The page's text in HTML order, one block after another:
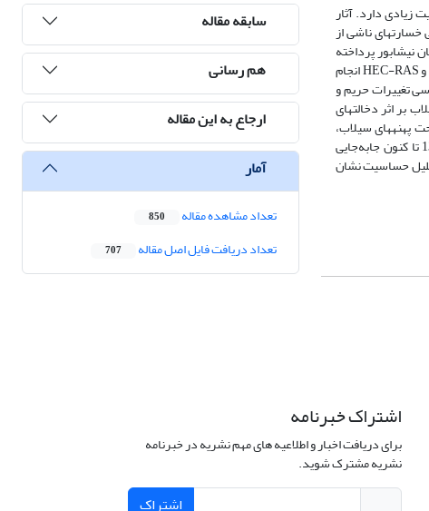
زیادی دارد. آثار
خسارت‏های ناشی از
به طول 7 کیلومتر از رودخانۀ فاروب رومان نیشابور پرداخته
شده است. مدل‏سازی برای دورۀ ‏بازگشت‏های 2 تا 100 سال در دو حالت وجود داشتن و نداشتن ساخت‌وساز در مسیر رودخانه با استفاده از نرم‏افزارهای Arc GIS و HEC-RAS انجام
تغییرات حریم و
‏سیلاب بر اثر دخالت‏های
شده است. با بررسی مساحت پهنه‏های سیلاب،
مشخص شد که بیشترین میزان مساحت زمین‏های زیر‌آب‌رفتۀ اطراف، 85 هزار مترمربع است. نتایج تعیین بستر رودخانه نشان داد بستر رودخانه از سال 1347 تا کنون جابه‌جایی
بستر رودخانه تا کنون است. تحلیل حساسیت نشان
سابقه مقاله
هم رسانی
ارجاع به این مقاله
آمار
تعداد مشاهده مقاله 850
تعداد دریافت فایل اصل مقاله 707
اشتراک خبرنامه
برای دریافت اخبار و اطلاعیه های مهم نشریه در خبرنامه
نشریه مشترک شوید.
اشتراک